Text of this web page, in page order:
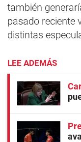
también
pasado reciente
distintas
LEE ADEMÁS